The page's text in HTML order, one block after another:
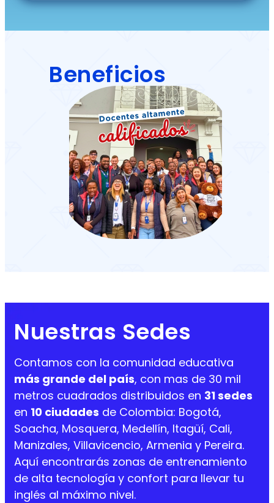
Beneficios
Nuestras Sedes
Contamos con la comunidad educativa
más grande del país, con mas de 30 mil
metros cuadrados distribuidos en 31 sedes
en 10 ciudades de Colombia: Bogotá,
Soacha, Mosquera, Medellín, Itagüí, Cali,
Manizales, Villavicencio, Armenia y Pereira.
Aquí encontrarás zonas de entrenamiento
de alta tecnología y confort para llevar tu
inglés al máximo nivel.